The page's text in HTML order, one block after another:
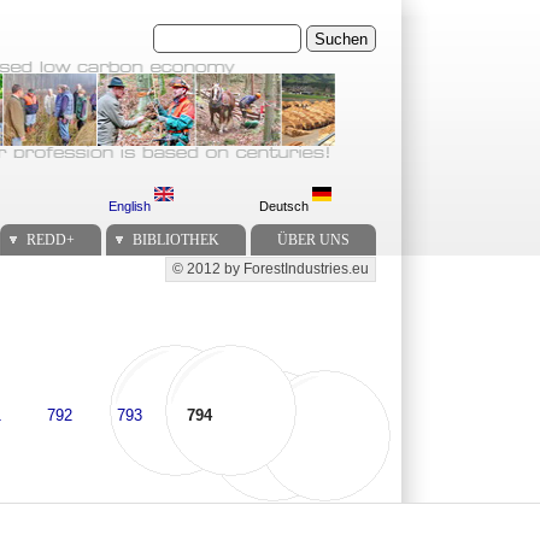
Suchen
English Deutsch
REDD+ BIBLIOTHEK ÜBER UNS
Secondary menu
© 2012 by ForestIndustries.eu
792 793 794